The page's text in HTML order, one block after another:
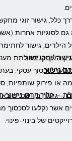
הליך הגישור
גישור
– הליך קדם
כלל, גישור זוגי
גם לסוגיות אחרות
הילדים, גישור
עסקי בא לתת
לסכסוך עסקי. בעת
או פירוק שותפיות,
– גישור בין שכנים
אשר נקלעו לסכסוך